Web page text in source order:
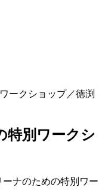
ークショップ／徳渕
特別ワークシ
ーナのための特別ワー